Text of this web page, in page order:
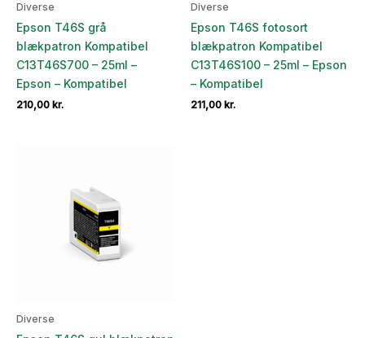
Diverse
Epson T46S grå
blækpatron Kompatibel
C13T46S700 – 25ml –
Epson – Kompatibel
210,00 kr.
Diverse
Epson T46S fotosort
blækpatron Kompatibel
C13T46S100 – 25ml – Epson
– Kompatibel
211,00 kr.
Diverse